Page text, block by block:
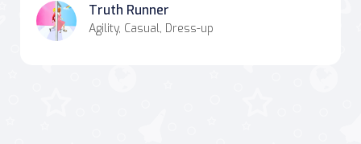
Truth Runner
Agility, Casual, Dress-up